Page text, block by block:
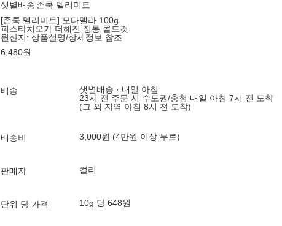
샛별배송 존쿡 델리미트
[존쿡 델리미트] 모타델라 100g
피스타치오가 더해진 정통 콜드컷
원산지: 상품설명/상세정보 참조
6,480원
배송
샛별배송 · 내일 아침
23시 전 주문 시 수도권/충청 내일 아침 7시 전 도착
(그 외 지역 아침 8시 전 도착)
배송비 3,000원 (4만원 이상 무료)
판매자 컬리
단위 당 가격 10g 당 648원